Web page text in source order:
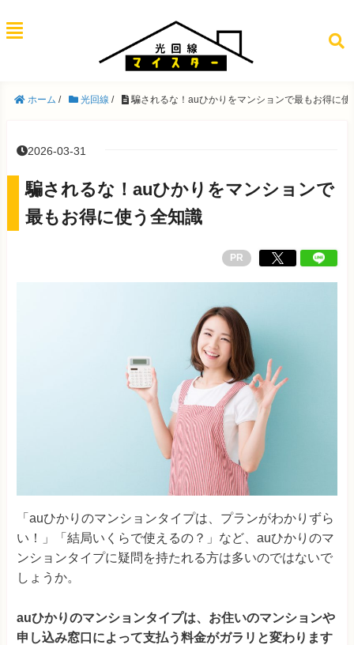
ホーム / 光回線 / 騙されるな！auひかりをマンションで最もお得に使
2026-03-31
騙されるな！auひかりをマンションで
最もお得に使う全知識
PR
「auひかりのマンションタイプは、プランがわかりずら
い！」「結局いくらで使えるの？」など、auひかりのマ
ンションタイプに疑問を持たれる方は多いのではないで
しょうか。
auひかりのマンションタイプは、お住いのマンションや
申し込み窓口によって支払う料金がガラリと変わります